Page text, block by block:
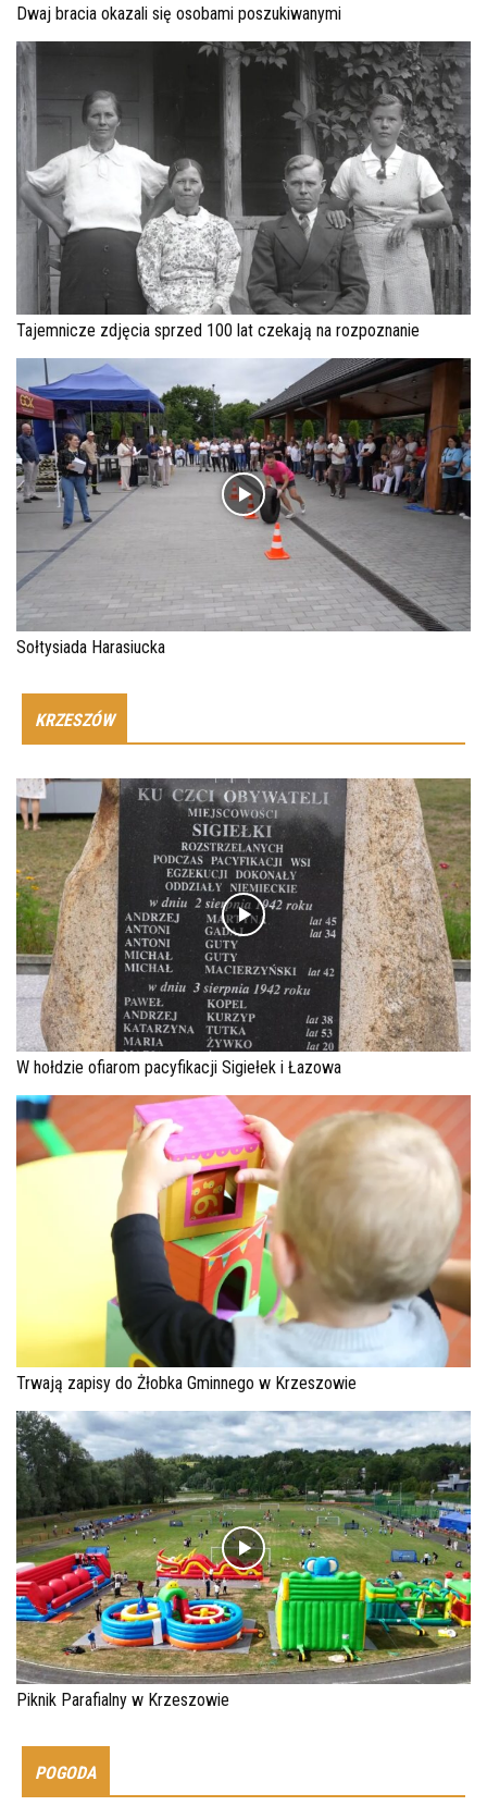
Dwaj bracia okazali się osobami poszukiwanymi
Tajemnicze zdjęcia sprzed 100 lat czekają na rozpoznanie
Sołtysiada Harasiucka
KRZESZÓW
W hołdzie ofiarom pacyfikacji Sigiełek i Łazowa
Trwają zapisy do Żłobka Gminnego w Krzeszowie
Piknik Parafialny w Krzeszowie
POGODA